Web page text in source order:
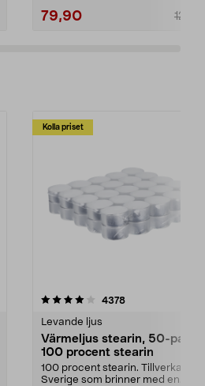
79,90 129,90
Kolla priset
4378recensioner
Levande ljus
Värmeljus stearin, 50-pack,
100 procent stearin
100 procent stearin. Tillverkade i
Sverige som brinner med en
4.5av 5 stjärnor